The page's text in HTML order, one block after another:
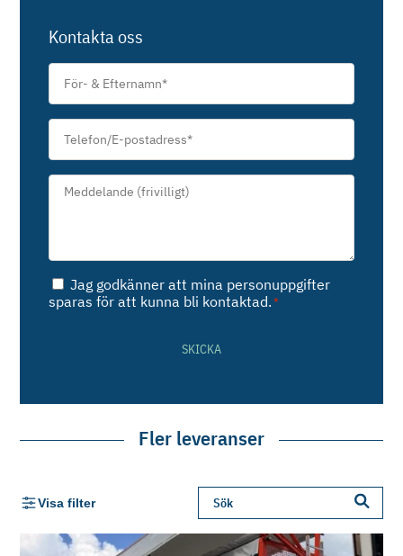
Kontakta oss
För-
Efternamn
Telefon/E-
postadress*
Meddelande*
Samtycke*
Jag godkänner att mina personuppgifter
sparas för att kunna bli kontaktad. *
SKICKA
Fler leveranser
Visa filter